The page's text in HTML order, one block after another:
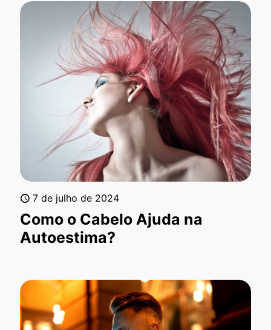
7 de julho de 2024
Como o Cabelo Ajuda na
Autoestima?